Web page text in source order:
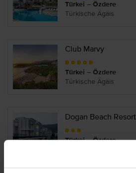
Türkei – Özdere
Türkische Ägäis
Club Marvy
Türkei – Özdere
Türkische Ägäis
Dogan Beach Resort
Türkei – Özdere